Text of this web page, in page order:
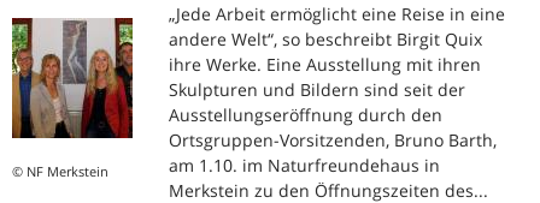
© NF Merkstein
„Jede Arbeit ermöglicht eine Reise in eine
andere Welt“, so beschreibt Birgit Quix
ihre Werke. Eine Ausstellung mit ihren
Skulpturen und Bildern sind seit der
Ausstellungseröffnung durch den
Ortsgruppen-Vorsitzenden, Bruno Barth,
am 1.10. im Naturfreundehaus in
Merkstein zu den Öffnungszeiten des...